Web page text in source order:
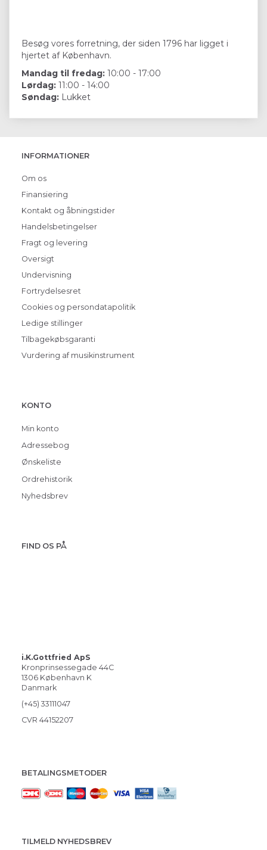
Besøg vores forretning, der siden 1796 har ligget i
hjertet af København.
Mandag til fredag: 10:00 - 17:00
Lørdag: 11:00 - 14:00
Søndag: Lukket
INFORMATIONER
Om os
Finansiering
Kontakt og åbningstider
Handelsbetingelser
Fragt og levering
Oversigt
Undervisning
Fortrydelsesret
Cookies og persondatapolitik
Ledige stillinger
Tilbagekøbsgaranti
Vurdering af musikinstrument
KONTO
Min konto
Adressebog
Ønskeliste
Ordrehistorik
Nyhedsbrev
FIND OS PÅ
i.K.Gottfried ApS
Kronprinsessegade 44C
1306 København K
Danmark
(+45) 33111047
CVR 44152207
BETALINGSMETODER
TILMELD NYHEDSBREV